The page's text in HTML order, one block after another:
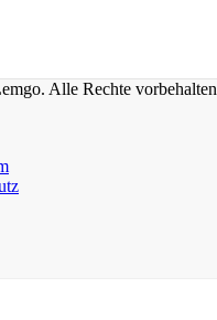
Alle Rechte vorbehalten